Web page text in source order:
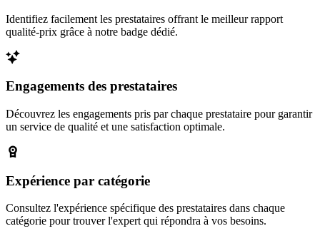
Identifiez facilement les prestataires offrant le meilleur rapport
qualité-prix grâce à notre badge dédié.
Engagements des prestataires
Découvrez les engagements pris par chaque prestataire pour garantir
un service de qualité et une satisfaction optimale.
Expérience par catégorie
Consultez l'expérience spécifique des prestataires dans chaque
catégorie pour trouver l'expert qui répondra à vos besoins.